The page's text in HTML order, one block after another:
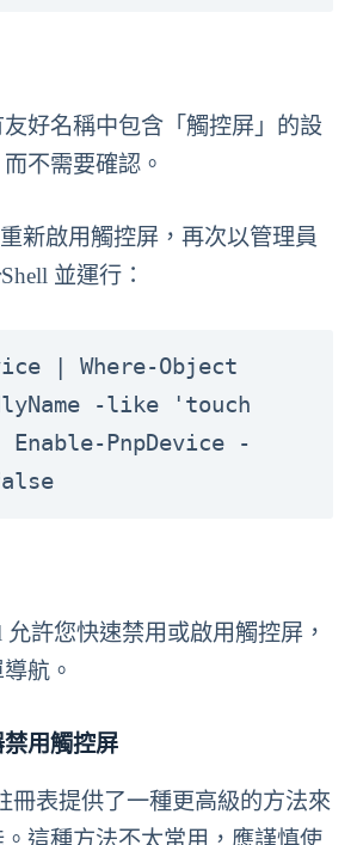
好名稱中包含「觸控屏」的設
不需要確認。
新啟用觸控屏，再次以管理員
並運行：
| Where-Object
-like 'touch
PnpDevice -
允許您快速禁用或啟用觸控屏，
航。
用觸控屏
冊表提供了一種更高級的方法來
這種方法不太常用，應謹慎使